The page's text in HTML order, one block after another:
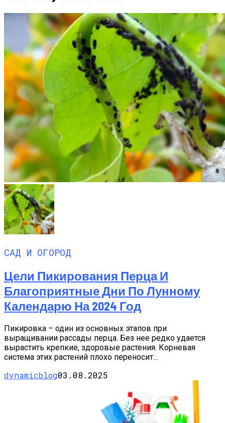
САД И ОГОРОД
Цели Пикирования Перца И
Благоприятные Дни По Лунному
Календарю На 2024 Год
Пикировка – один из основных этапов при
выращивании рассады перца. Без нее редко удается
вырастить крепкие, здоровые растения. Корневая
система этих растений плохо переносит...
dynamicblog03.08.2025